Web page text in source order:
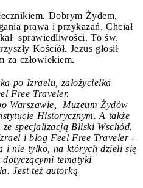
Dobrym Żydem,
prawa i przykazań. Chciał
sprawiedliwości. To św.
Kościół. Jezus głosił
za człowiekiem.
po Izraelu, założycielka
Free Traveler.
Warszawie, Muzeum Żydów
Historycznym. A także
specjalizacją Bliski Wschód.
i blog Feel Free Traveler -
i nie tylko, na których dzieli się
tematyki
Jest też autorką